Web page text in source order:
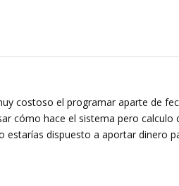
costoso el programar aparte de
cómo hace el sistema pero calculo
dispuesto a aportar dinero